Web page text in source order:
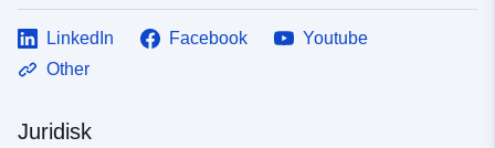
LinkedIn Facebook
Youtube
Other
Juridisk